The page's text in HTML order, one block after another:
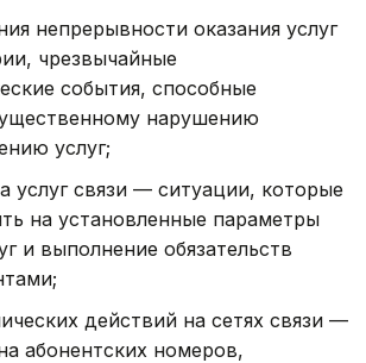
непрерывности оказания услуг
чрезвычайные
события, способные
нарушению
услуг;
услуг связи — ситуации, которые
на установленные параметры
и выполнение обязательств
действий на сетях связи —
абонентских номеров,